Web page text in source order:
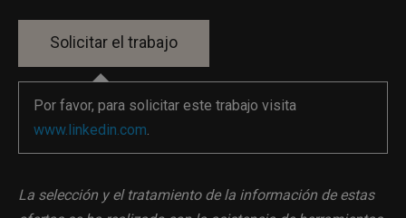
Por favor, para solicitar este trabajo visita
www.linkedin.com.
La selección y el tratamiento de la información de estas